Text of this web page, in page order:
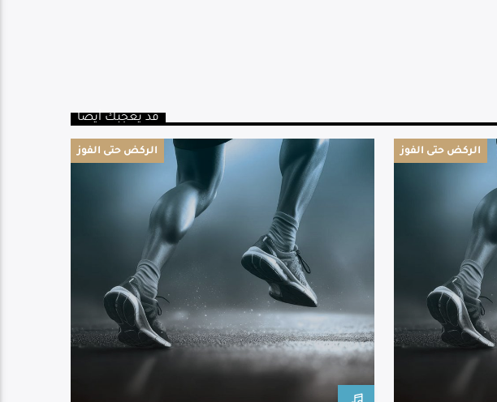
قد يعجبك أيضا
الركض حتى الفوز الركض حتى الفوز